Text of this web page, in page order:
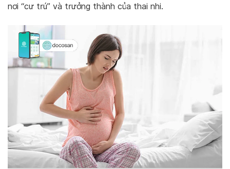
nơi “cư trú” và trưởng thành của thai nhi.